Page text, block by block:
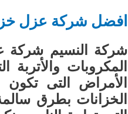
افضل شركة عزل
شركة النسيم شركة
المكروبات
الأمراض التى
الخزانات بطرق